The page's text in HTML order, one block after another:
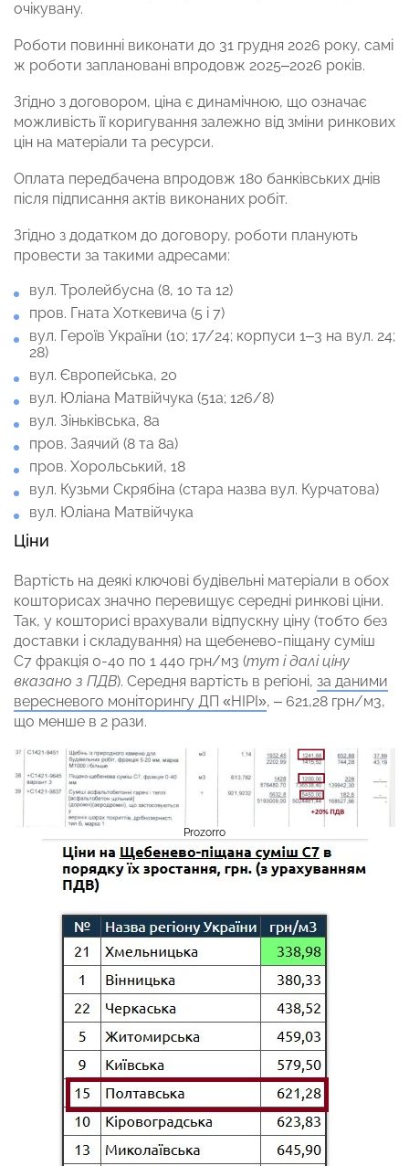
очікувану.
Роботи повинні виконати до 31 грудня 2026 року, самі
ж роботи заплановані впродовж 2025–2026 років.
Згідно з договором, ціна є динамічною, що означає
можливість її коригування залежно від зміни ринкових
цін на матеріали та ресурси.
Оплата передбачена впродовж 180 банківських днів
після підписання актів виконаних робіт.
Згідно з додатком до договору, роботи планують
провести за такими адресами:
вул. Тролейбусна (8, 10 та 12)
пров. Гната Хоткевича (5 і 7)
вул. Героїв України (10; 17/24; корпуси 1–3 на вул. 24;
28)
вул. Європейська, 20
вул. Юліана Матвійчука (51а; 126/8)
вул. Зіньківська, 8а
пров. Заячий (8 та 8а)
пров. Хорольський, 18
вул. Кузьми Скрябіна (стара назва вул. Курчатова)
вул. Юліана Матвійчука
Ціни
Вартість на деякі ключові будівельні матеріали в обох
кошторисах значно перевищує середні ринкові ціни.
Так, у кошторисі врахували відпускну ціну (тобто без
доставки і складування) на щебенево-піщану суміш
С7 фракція 0-40 по 1 440 грн/м3 (тут і далі ціну
вказано з ПДВ). Середня вартість в регіоні, за даними
вересневого моніторингу ДП «НІРІ», – 621,28 грн/м3,
що менше в 2 рази.
Prozorro